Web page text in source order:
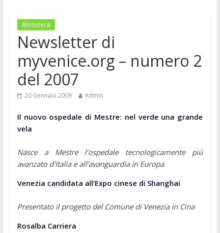
Biblioteca
Newsletter di
myvenice.org – numero 2
del 2007
20 Gennaio 2009 Admin
Il nuovo ospedale di Mestre: nel verde una grande
vela
Nasce a Mestre l’ospedale tecnologicamente più
avanzato d’Italia e all’avanguardia in Europa
Venezia candidata all’Expo cinese di Shanghai
Presentato il progetto del Comune di Venezia in Cina
Rosalba Carriera